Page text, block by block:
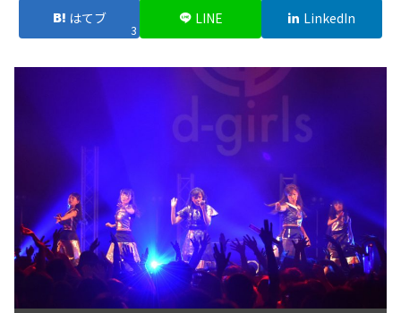
はてブ
3
LINE LinkedIn